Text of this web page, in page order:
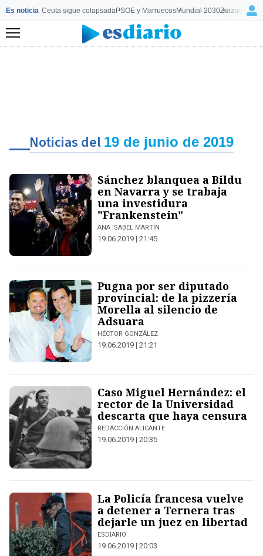
Es noticia Ceuta sigue colapsadaPSOE y MarruecosMundial 2030Zarzuela y
Menú
Noticias del 19 de junio de 2019
Sánchez blanquea a Bildu
en Navarra y se trabaja
una investidura
"Frankenstein"
ANA ISABEL MARTÍN
19.06.2019 | 21:45
Pugna por ser diputado
provincial: de la pizzería
Morella al silencio de
Adsuara
HÉCTOR GONZÁLEZ
19.06.2019 | 21:21
Caso Miguel Hernández: el
rector de la Universidad
descarta que haya censura
REDACCIÓN ALICANTE
19.06.2019 | 20:35
La Policía francesa vuelve
a detener a Ternera tras
dejarle un juez en libertad
ESDIARIO
19.06.2019 | 20:03